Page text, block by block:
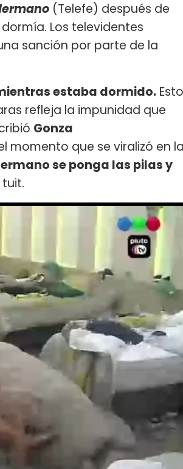
(Telefe) después de
Los televidentes
sanción por parte de la
estaba dormido. Esto
refleja la impunidad que
Gonza
momento que se viralizó en
se ponga las pilas y